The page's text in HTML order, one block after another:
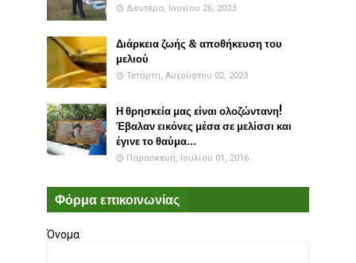
Δευτέρα, Ιουνίου 26, 2023
Διάρκεια ζωής & αποθήκευση του
μελιού
Τετάρτη, Αυγούστου 02, 2023
Η θρησκεία μας είναι ολοζώντανη!
Έβαλαν εικόνες μέσα σε μελίσσι και
έγινε το θαύμα...
Παρασκευή, Ιουλίου 01, 2016
Φόρμα επικοινωνίας
Όνομα